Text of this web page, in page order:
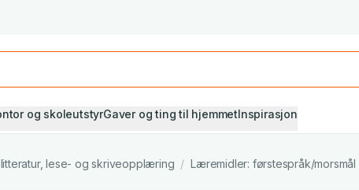
og skoleutstyrGaver og ting til hjemmetInspirasjon
lese- og skriveopplæring / Læremidler: førstespråk/morsmål